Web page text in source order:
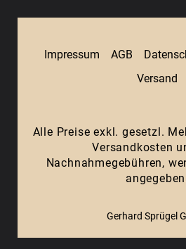
Impressum AGB
Versand
Alle Preise exkl. gesetzl.
Versandkosten
Nachnahmegebühren,
Gerhard Sprügel